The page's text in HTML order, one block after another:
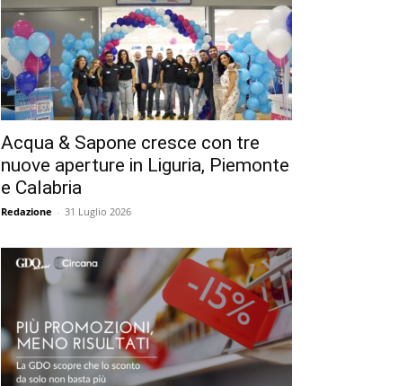
Acqua & Sapone cresce con tre
nuove aperture in Liguria, Piemonte
e Calabria
Redazione - 31 Luglio 2026